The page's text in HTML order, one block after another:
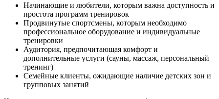
Начинающие и любители, которым важна доступность и
простота программ тренировок
Продвинутые спортсмены, которым необходимо
профессиональное оборудование и индивидуальные
тренировки
Аудитория, предпочитающая комфорт и
дополнительные услуги (сауны, массаж, персональный
тренинг)
Семейные клиенты, ожидающие наличие детских зон и
групповых занятий